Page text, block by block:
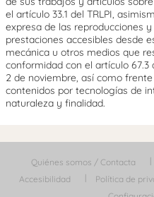
el artículo 33.1 del TRLPI,
expresa de las reproducciones
prestaciones accesibles desde
mecánica u otros medios que
conformidad con el artículo
2 de noviembre, así como
contenidos por tecnologías de
naturaleza y finalidad.
Quiénes somos / Contacta
Accesibilidad
Política de